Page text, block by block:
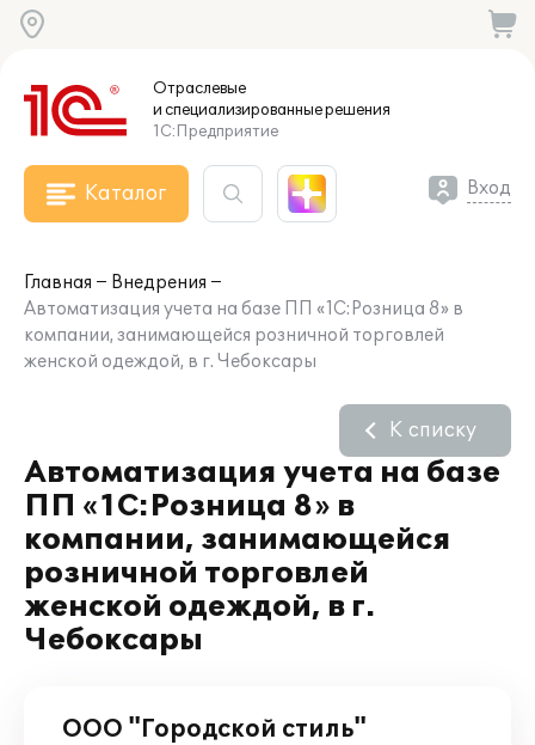
Отраслевые
и специализированныерешения
1С:Предприятие
Каталог Вход
Главная
Внедрения
Автоматизация учета на базе ПП «1С:Розница 8» в
компании, занимающейся розничной торговлей
женской одеждой, в г. Чебоксары
Автоматизация учета на базе
ПП «1С:Розница 8» в
компании, занимающейся
розничной торговлей
женской одеждой, в г.
Чебоксары
К списку
ООО "Городской стиль"